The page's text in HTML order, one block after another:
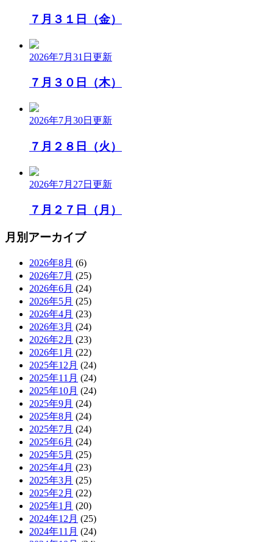
７月３１日（金）
2026年7月31日 更新
７月３０日（木）
2026年7月30日 更新
７月２８日（火）
2026年7月27日 更新
７月２７日（月）
月別アーカイブ
2026年8月 (6)
2026年7月 (25)
2026年6月 (24)
2026年5月 (25)
2026年4月 (23)
2026年3月 (24)
2026年2月 (23)
2026年1月 (22)
2025年12月 (24)
2025年11月 (24)
2025年10月 (24)
2025年9月 (24)
2025年8月 (24)
2025年7月 (24)
2025年6月 (24)
2025年5月 (25)
2025年4月 (23)
2025年3月 (25)
2025年2月 (22)
2025年1月 (20)
2024年12月 (25)
2024年11月 (24)